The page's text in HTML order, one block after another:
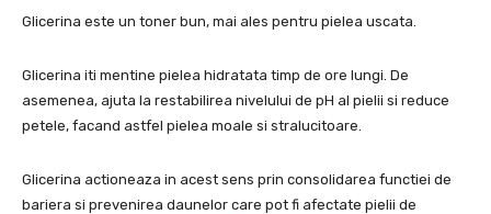
Glicerina este un toner bun, mai ales pentru pielea uscata.
Glicerina iti mentine pielea hidratata timp de ore lungi. De
asemenea, ajuta la restabilirea nivelului de pH al pielii si reduce
petele, facand astfel pielea moale si stralucitoare.
Glicerina actioneaza in acest sens prin consolidarea functiei de
bariera si prevenirea daunelor care pot fi afectate pielii de